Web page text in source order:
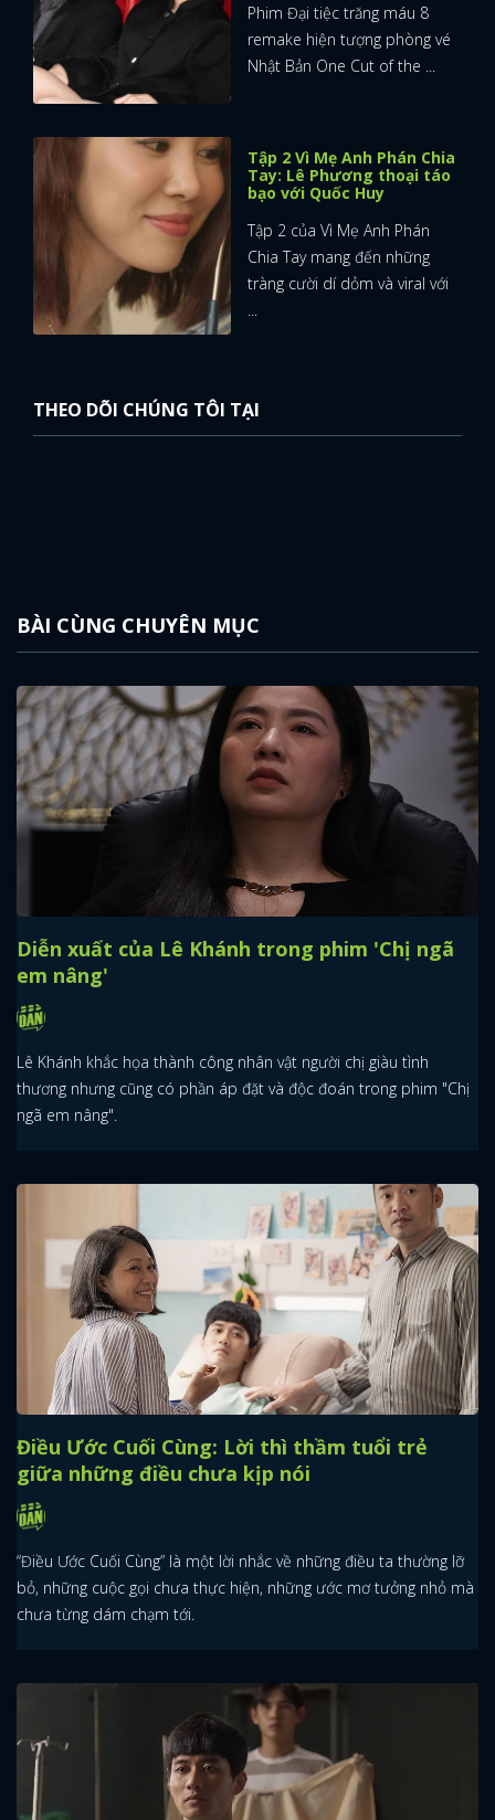
Phim Đại tiệc trăng máu 8
remake hiện tượng phòng vé
Nhật Bản One Cut of the ...
Tập 2 Vì Mẹ Anh Phán Chia
Tay: Lê Phương thoại táo
bạo với Quốc Huy
Tập 2 của Vì Mẹ Anh Phán
Chia Tay mang đến những
tràng cười dí dỏm và viral với
THEO DÕI CHÚNG TÔI TẠI
BÀI CÙNG CHUYÊN MỤC
Diễn xuất của Lê Khánh trong phim 'Chị ngã
em nâng'
Lê Khánh khắc họa thành công nhân vật người chị giàu tình
thương nhưng cũng có phần áp đặt và độc đoán trong phim "Chị
ngã em nâng".
Điều Ước Cuối Cùng: Lời thì thầm tuổi trẻ
giữa những điều chưa kịp nói
“Điều Ước Cuối Cùng” là một lời nhắc về những điều ta thường lỡ
bỏ, những cuộc gọi chưa thực hiện, những ước mơ tưởng nhỏ mà
chưa từng dám chạm tới.